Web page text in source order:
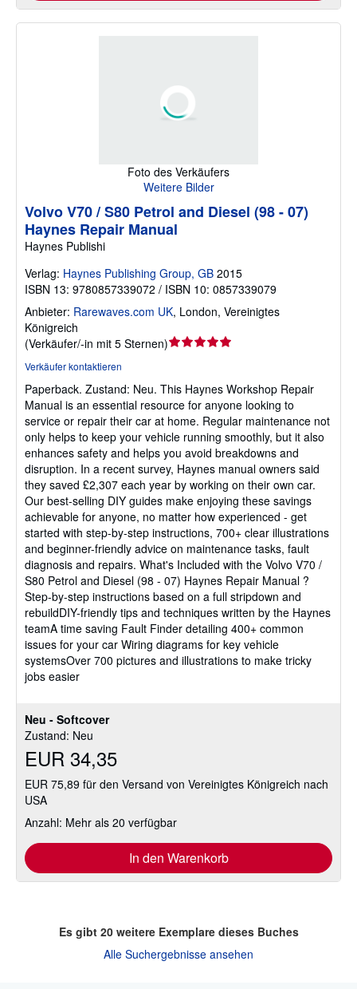
Foto des Verkäufers
Weitere Bilder
Neu - Softcover
Zustand: Neu
EUR 34,35
EUR 75,89 für den Versand von Vereinigtes Königreich nach
USA
Anzahl: Mehr als 20 verfügbar
In den Warenkorb
Volvo V70 / S80 Petrol and Diesel (98 - 07)
Haynes Repair Manual
Haynes Publishi
Verlag: Haynes Publishing Group, GB 2015
ISBN 13: 9780857339072 / ISBN 10: 0857339079
Anbieter: Rarewaves.com UK, London, Vereinigtes
Königreich
(Verkäufer/-in mit 5 Sternen)Verkäuferbewertung
5
Sternen
Verkäufer kontaktieren
Paperback. Zustand: Neu. This Haynes Workshop Repair
Manual is an essential resource for anyone looking to
service or repair their car at home. Regular maintenance not
only helps to keep your vehicle running smoothly, but it also
enhances safety and helps you avoid breakdowns and
disruption. In a recent survey, Haynes manual owners said
they saved £2,307 each year by working on their own car.
Our best-selling DIY guides make enjoying these savings
achievable for anyone, no matter how experienced - get
started with step-by-step instructions, 700+ clear illustrations
and beginner-friendly advice on maintenance tasks, fault
diagnosis and repairs. What's Included with the Volvo V70 /
S80 Petrol and Diesel (98 - 07) Haynes Repair Manual ?
Step-by-step instructions based on a full stripdown and
rebuildDIY-friendly tips and techniques written by the Haynes
teamA time saving Fault Finder detailing 400+ common
issues for your car Wiring diagrams for key vehicle
systemsOver 700 pictures and illustrations to make tricky
jobs easier
Es gibt 20weitere Exemplare dieses Buches
Alle Suchergebnisse ansehen